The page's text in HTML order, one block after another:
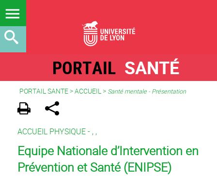
PORTAIL SANTÉ
PORTAIL SANTE>ACCUEIL> Santé mentale - Présentation
ACCUEIL PHYSIQUE - , ,
Equipe Nationale d’Intervention en
Prévention et Santé (ENIPSE)